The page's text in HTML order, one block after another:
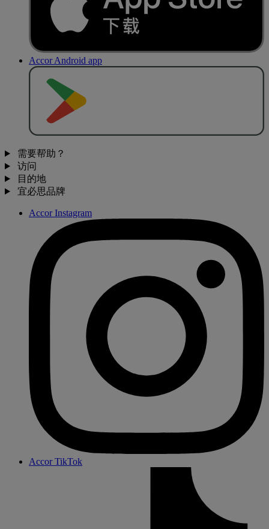
Accor Android app
需要帮助？
访问
目的地
宜必思品牌
Accor Instagram
Accor TikTok